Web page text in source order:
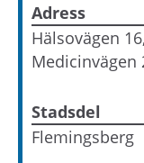
Adress
Hälsovägen 16,
Medicinvägen
Stadsdel
Flemingsberg